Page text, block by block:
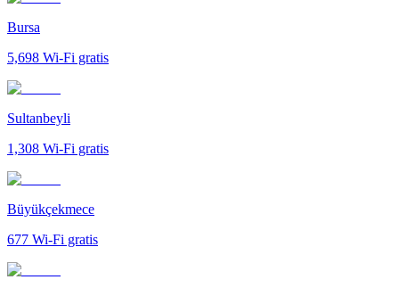
Bursa
5,698 Wi-Fi gratis
Sultanbeyli
1,308 Wi-Fi gratis
Büyükçekmece
677 Wi-Fi gratis